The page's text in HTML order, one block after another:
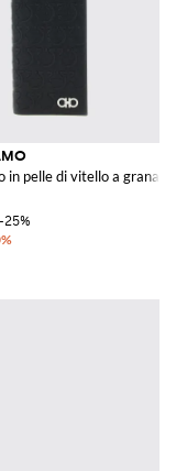
in pelle di vitello a grana
-25%